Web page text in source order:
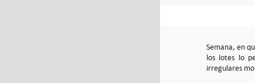
Semana, en
los lotes lo
irregulares